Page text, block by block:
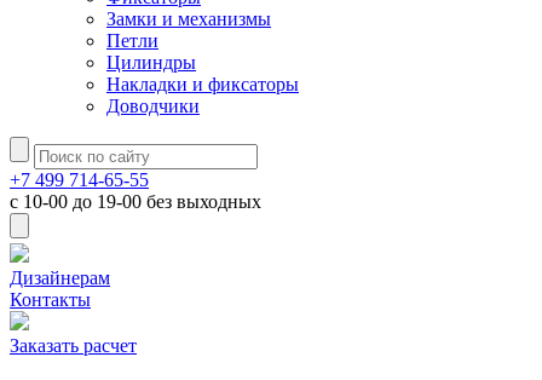
Замки и механизмы
Петли
Цилиндры
Накладки и фиксаторы
Доводчики
+7 499 714-65-55
с 10-00 до 19-00 без выходных
Дизайнерам
Контакты
Заказать расчет